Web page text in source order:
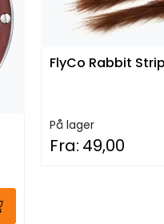
FlyCo Rabbit
På lager
Fra: 49,00